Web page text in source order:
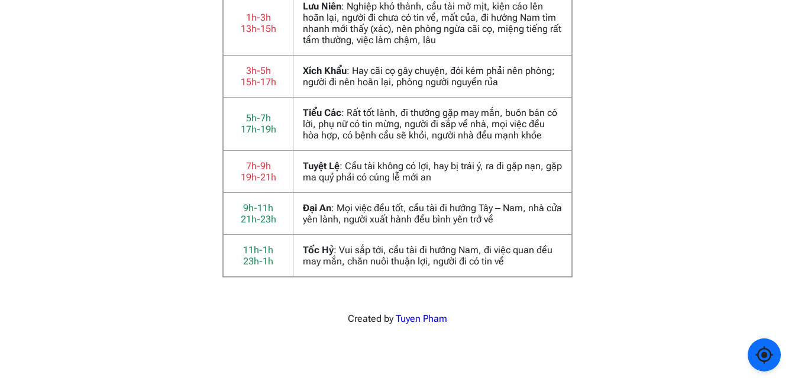
1h-3h
13h-15h
Lưu Niên: Nghiệp khó thành, cầu tài mờ mịt, kiện cáo lên
hoãn lại, người đi chưa có tin về, mất của, đi hướng Nam tìm
nhanh mới thấy (xác), nên phòng ngừa cãi cọ, miệng tiếng rất
tầm thường, việc làm chậm, lâu
3h-5h
15h-17h
Xích Khẩu: Hay cãi cọ gây chuyện, đói kém phải nên phòng;
người đi nên hoãn lại, phòng người nguyền rủa
5h-7h
17h-19h
Tiểu Các: Rất tốt lành, đi thường gặp may mắn, buôn bán có
lời, phụ nữ có tin mừng, người đi sắp về nhà, mọi việc đều
hòa hợp, có bệnh cầu sẽ khỏi, người nhà đều mạnh khỏe
7h-9h
19h-21h
Tuyệt Lệ: Cầu tài không có lợi, hay bị trái ý, ra đi gặp nạn, gặp
ma quỷ phải có cúng lễ mới an
9h-11h
21h-23h
Đại An: Mọi việc đều tốt, cầu tài đi hướng Tây – Nam, nhà cửa
yên lành, người xuất hành đều bình yên trở về
11h-1h
23h-1h
Tốc Hỷ: Vui sắp tới, cầu tài đi hướng Nam, đi việc quan đều
may mắn, chăn nuôi thuận lợi, người đi có tin về
Created byTuyen Pham